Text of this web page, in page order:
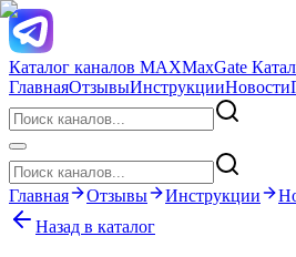
Каталог каналов MAXMaxGate
ГлавнаяОтзывыИнструкцииНовости
Главная Отзывы Инструкции
Назад в каталог